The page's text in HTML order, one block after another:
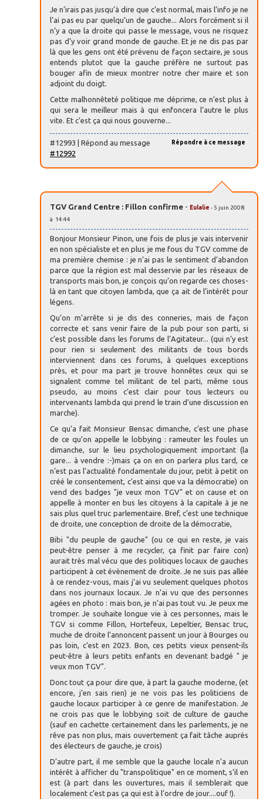
Je n’irais pas jusqu’à dire que c’est normal, mais l’info je ne
l’ai pas eu par quelqu’un de gauche... Alors forcément si il
n’y a que la droite qui passe le message, vous ne risquez
pas d’y voir grand monde de gauche. Et je ne dis pas par
là que les gens ont été prévenu de façon sectaire, je sous
entends plutot que la gauche préfère ne surtout pas
bouger afin de mieux montrer notre cher maire et son
adjoint du doigt.
Cette malhonnêteté politique me déprime, ce n’est plus à
qui sera le meilleur mais à qui enfoncera l’autre le plus
vite. Et c’est ça qui nous gouverne...
Répondre à ce message
#12993 | Répond au message
#12992
TGV Grand Centre : Fillon confirme - Eulalie - 5 juin 2008
à 14:44
Bonjour Monsieur Pinon, une fois de plus je vais intervenir
en non spécialiste et en plus je me fous du TGV comme de
ma première chemise : je n’ai pas le sentiment d’abandon
parce que la région est mal desservie par les réseaux de
transports mais bon, je conçois qu’on regarde ces choses-
là en tant que citoyen lambda, que ça ait de l’intérêt pour
légens.
Qu’on m’arrête si je dis des conneries, mais de façon
correcte et sans venir faire de la pub pour son parti, si
c’est possible dans les forums de l’Agitateur... (qui n’y est
pour rien si seulement des militants de tous bords
interviennent dans ces forums, à quelques exceptions
près, et pour ma part je trouve honnêtes ceux qui se
signalent comme tel militant de tel parti, même sous
pseudo, au moins c’est clair pour tous lecteurs ou
intervenants lambda qui prend le train d’une discussion en
marche).
Ce qu’a fait Monsieur Bensac dimanche, c’est une phase
de ce qu’on appelle le lobbying : rameuter les foules un
dimanche, sur le lieu psychologiquement important (la
gare... à vendre :-)mais ça on en on parlera plus tard, ce
n’est pas l’actualité fondamentale du jour, petit à petit on
créé le consentement, c’est ainsi que va la démocratie) on
vend des badges "je veux mon TGV" et on cause et on
appelle à monter en bus les citoyens à la capitale à je ne
sais plus quel truc parlementaire. Bref, c’est une technique
de droite, une conception de droite de la démocratie,
Bibi "du peuple de gauche" (ou ce qui en reste, je vais
peut-être penser à me recycler, ça finit par faire con)
aurait très mal vécu que des politiques locaux de gauches
participent à cet évènement de droite. Je ne suis pas allée
à ce rendez-vous, mais j’ai vu seulement quelques photos
dans nos journaux locaux. Je n’ai vu que des personnes
agées en photo : mais bon, je n’ai pas tout vu. Je peux me
tromper. Je souhaite longue vie à ces personnes, mais le
TGV si comme Fillon, Hortefeux, Lepeltier, Bensac truc,
muche de droite l’annoncent passent un jour à Bourges ou
pas loin, c’est en 2023. Bon, ces petits vieux pensent-ils
peut-être à leurs petits enfants en devenant badgé " je
veux mon TGV".
Donc tout ça pour dire que, à part la gauche moderne, (et
encore, j’en sais rien) je ne vois pas les politiciens de
gauche locaux participer à ce genre de manifestation. Je
ne crois pas que le lobbying soit de culture de gauche
(sauf en cachette certainement dans les parlements, je ne
rêve pas non plus, mais ouvertement ça fait tâche auprès
des électeurs de gauche, je crois)
D’autre part, il me semble que la gauche locale n’a aucun
intérêt à afficher du "transpolitique" en ce moment, s’il en
est (à part dans les ouvertures, mais il semblerait que
localement c’est pas ça qui est à l’ordre de jour....ouf !).